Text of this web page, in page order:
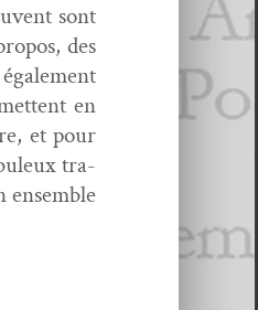
sont
des
en
et pour
tra­
ensem­ble